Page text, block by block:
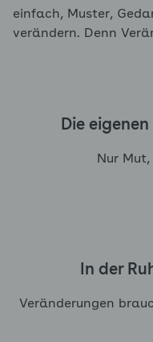
einfach, Muster,
verändern. Denn
Die
Nur
In der
Veränderungen